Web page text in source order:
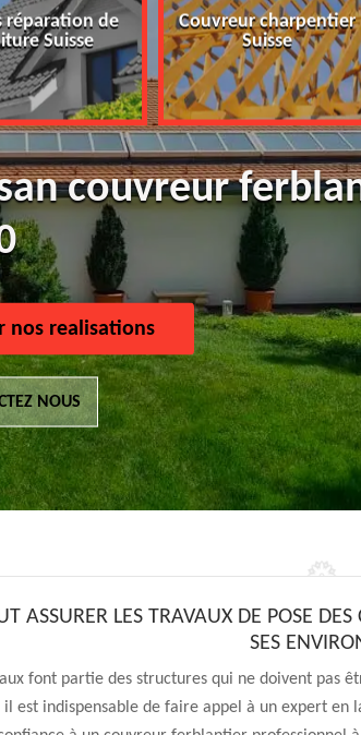
réparation de
Suisse
Couvreur charpentier
Suisse
couvreur
nos realisations
NOUS
ASSURER LES TRAVAUX DE POSE
SES
font partie des structures qui ne doivent pas
il est indispensable de faire appel à un expert en